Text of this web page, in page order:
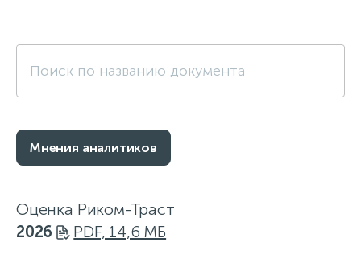
Мнения аналитиков
2026
Оценка Риком-Траст
PDF, 14,6 МБ